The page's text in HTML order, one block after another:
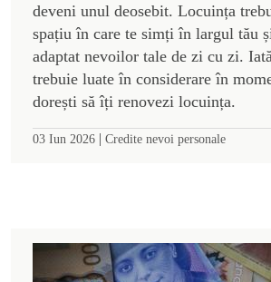
deveni unul deosebit. Locuința
spațiu în care te simți în largul tău
adaptat nevoilor tale de zi cu zi.
trebuie luate în considerare în
dorești să îți renovezi locuința.
03 Iun 2026 | Credite nevoi personale